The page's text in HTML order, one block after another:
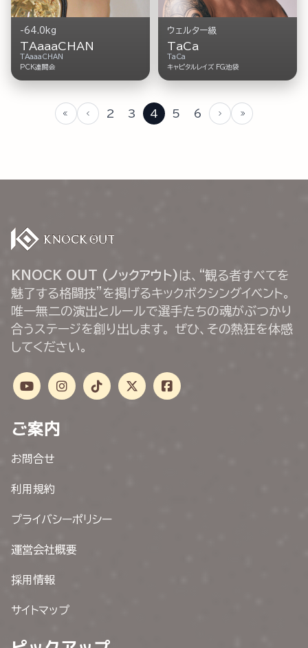
-64.0kg
TAaaaCHAN
TAaaaCHAN
PCK連闘会
ウェルター級
TaCa
TaCa
キャピタルレイズ FG池袋
2 3 4 5 6
KNOCK OUT (ノックアウト) は、“観る者すべてを
魅了する格闘技”を掲げるキックボクシングイベント。
唯一無二の演出とルールで選手たちの魂がぶつかり
合うステージを創り出します。 ぜひ、その熱狂を体感
してください。
ご案内
お問合せ
利用規約
プライバシーポリシー
運営会社概要
採用情報
サイトマップ